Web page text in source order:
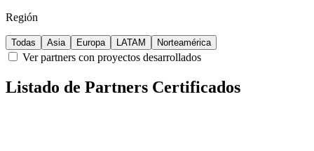
Región
Todas Asia Europa LATAM Norteamérica
Ver partners con proyectos desarrollados
Listado de Partners Certificados